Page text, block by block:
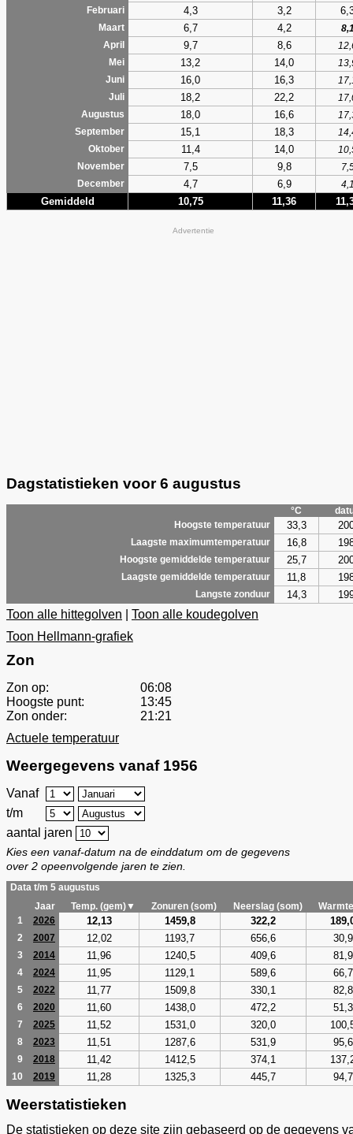
Februari 4,3 3,2
Maart 6,7 4,2
April
9,7 8,6
Mei
13,2 14,0
Juni
16,0 16,3
Juli
18,2 22,2
Augustus
18,0 16,6
September
15,1 18,3
Oktober
11,4 14,0
November
7,5 9,8
December
4,7 6,9
Gemiddeld 10,75 11,36
Advertentie
Dagstatistieken voor 6 augustus
°C
Hoogste temperatuur
33,3
Laagste maximumtemperatuur 16,8
Hoogste gemiddelde temperatuur 25,7
Laagste gemiddelde temperatuur 11,8
Langste zonduur 14,3
Toon alle hittegolven
Toon alle koudegolven
Toon Hellmann-grafiek
Zon
Zon op:
06:08
Hoogste punt:
13:45
Zon onder:
21:21
Actuele temperatuur
Weergegevens vanaf 1956
Vanaf
t/m
aantal jaren
Kies een vanaf-datum na de einddatum om de gegevens
over 2 opeenvolgende jaren te zien.
Data t/m 5 augustus
Jaar
Temp. (gem)▼ Zonuren (som) Neerslag (som)
1
2026 12,13 1459,8 322,2
2 2007 12,02 1193,7 656,6 30,9
3 2014 11,96 1240,5 409,6 81,9
4 2024 11,95 1129,1 589,6 66,7
5 2022 11,77 1509,8 330,1 82,8
6 2020 11,60 1438,0 472,2 51,3
7 2025 11,52 1531,0 320,0
8 2023 11,51 1287,6 531,9 95,6
9 2018 11,42 1412,5 374,1
10 2019 11,28 1325,3 445,7 94,7
Weerstatistieken
De statistieken op deze site zijn gebaseerd op de gegevens